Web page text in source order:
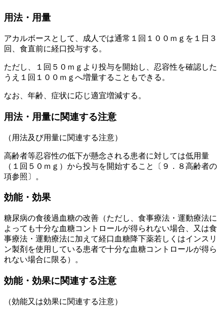
用法・用量
アカルボースとして、成人では通常１回１００ｍｇを１日３
回、食直前に経口投与する。
ただし、１回５０ｍｇより投与を開始し、忍容性を確認した
うえ１回１００ｍｇへ増量することもできる。
なお、年齢、症状に応じ適宜増減する。
用法・用量に関連する注意
（用法及び用量に関連する注意）
高齢者等忍容性の低下が懸念される患者に対しては低用量
（１回５０ｍｇ）から投与を開始すること〔９．８高齢者の
項参照〕。
効能・効果
糖尿病の食後過血糖の改善（ただし、食事療法・運動療法に
よっても十分な血糖コントロールが得られない場合、又は食
事療法・運動療法に加えて経口血糖降下薬若しくはインスリ
ン製剤を使用している患者で十分な血糖コントロールが得ら
れない場合に限る）。
効能・効果に関連する注意
（効能又は効果に関連する注意）